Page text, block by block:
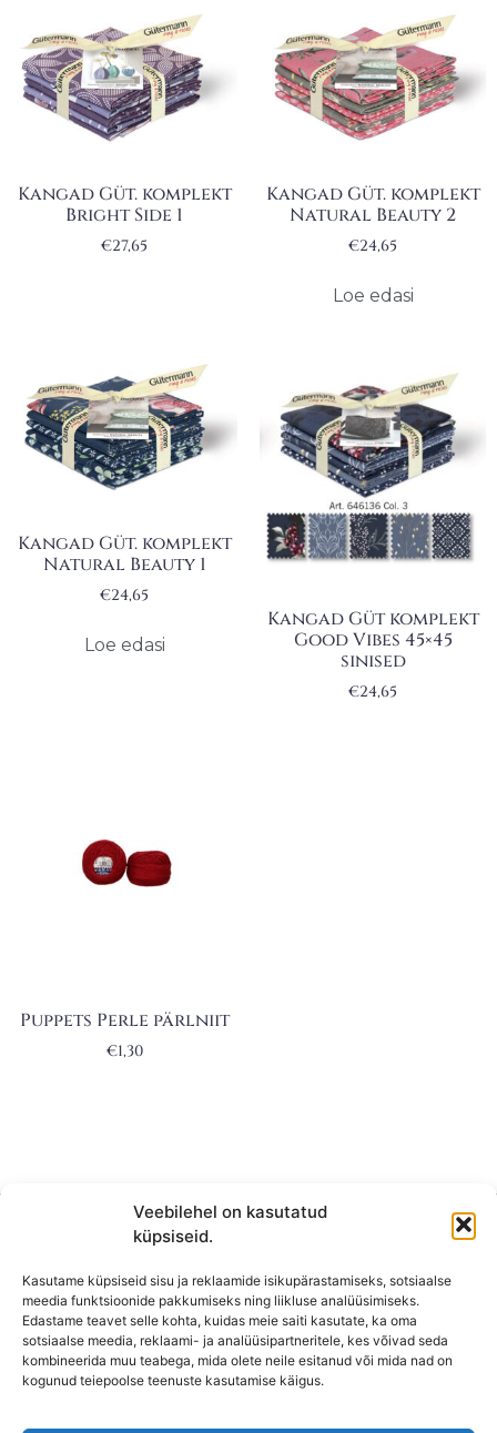
Veebilehel on kasutatud
küpsiseid.
Kasutame küpsiseid sisu ja reklaamide isikupärastamiseks, sotsiaalse
meedia funktsioonide pakkumiseks ning liikluse analüüsimiseks.
Edastame teavet selle kohta, kuidas meie saiti kasutate, ka oma
sotsiaalse meedia, reklaami- ja analüüsipartneritele, kes võivad seda
kombineerida muu teabega, mida olete neile esitanud või mida nad on
kogunud teiepoolse teenuste kasutamise käigus.
Kangad Güt. komplekt
Bright Side 1
€27,65
Kangad Güt. komplekt
Natural Beauty 2
€24,65
Loe edasi
Kangad Güt. komplekt
Natural Beauty 1
€24,65
Loe edasi
Kangad Güt komplekt
Good Vibes 45×45
sinised
€24,65
Puppets Perle pärlniit
€1,30
KONTAKT